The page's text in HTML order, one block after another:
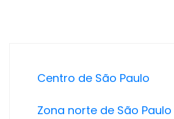
Centro de São Paulo
Zona norte de São Paulo